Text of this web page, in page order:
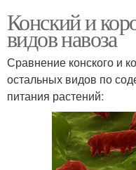
Конский и
видов навоза
Сравнение конского и
остальных видов по
питания растений: